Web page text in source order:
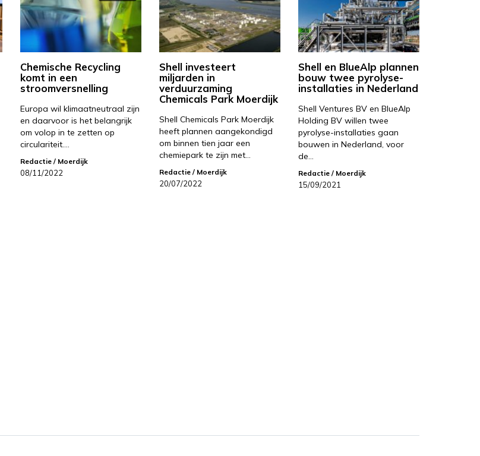
Chemische Recycling
komt in een
stroomversnelling
Europa wil klimaatneutraal zijn
en daarvoor is het belangrijk
om volop in te zetten op
circulariteit.…
Redactie / Moerdijk
08/11/2022
Shell investeert
miljarden in
verduurzaming
Chemicals Park Moerdijk
Shell Chemicals Park Moerdijk
heeft plannen aangekondigd
om binnen tien jaar een
chemiepark te zijn met…
Redactie / Moerdijk
20/07/2022
Shell en BlueAlp plannen
bouw twee pyrolyse-
installaties in Nederland
Shell Ventures BV en BlueAlp
Holding BV willen twee
pyrolyse-installaties gaan
bouwen in Nederland, voor
de…
Redactie / Moerdijk
15/09/2021